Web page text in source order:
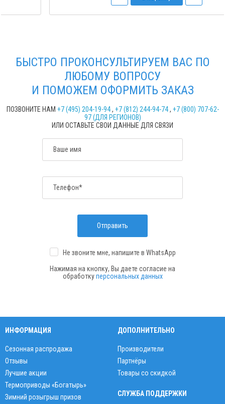
БЫСТРО ПРОКОНСУЛЬТИРУЕМ ВАС ПО
ЛЮБОМУ ВОПРОСУ
И ПОМОЖЕМ ОФОРМИТЬ ЗАКАЗ
ПОЗВОНИТЕ НАМ +7 (495) 204-19-94, +7 (812) 244-94-74, +7 (800) 707-62-
97 (ДЛЯ РЕГИОНОВ)
ИЛИ ОСТАВЬТЕ СВОИ ДАННЫЕ ДЛЯ СВЯЗИ
Ваше имя
Телефон*
Отправить
Не звоните мне, напишите в WhatsApp
Нажимая на кнопку, Вы даете согласие на
обработкуперсональных данных
ИНФОРМАЦИЯ
Сезонная распродажа
Отзывы
Лучшие акции
Термоприводы «Богатырь»
Зимний розыгрыш призов
ДОПОЛНИТЕЛЬНО
Производители
Партнёры
Товары со скидкой
СЛУЖБА ПОДДЕРЖКИ